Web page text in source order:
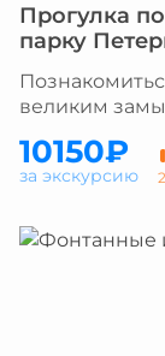
Прогулка
парку
великим
10150₽
за экскурсию